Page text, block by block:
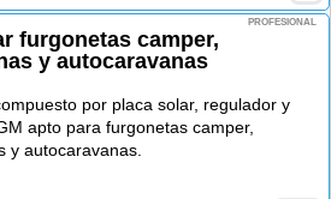
PROFESIONAL
furgonetas camper,
y autocaravanas
por placa solar, regulador y
apto para furgonetas camper,
y autocaravanas.